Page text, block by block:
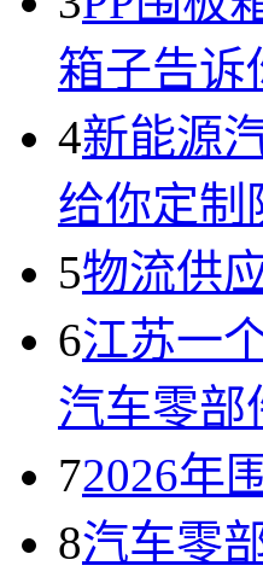
箱子告诉
4新能源
给你定制
5物流供
6江苏一
汽车零部
72026年
8汽车零